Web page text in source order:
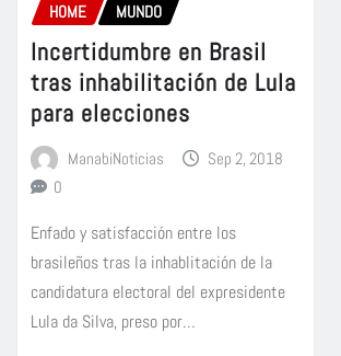
HOME MUNDO
Incertidumbre en Brasil
tras inhabilitación de Lula
para elecciones
ManabiNoticias
Sep 2, 2018
0
Enfado y satisfacción entre los
brasileños tras la inhablitación de la
candidatura electoral del expresidente
Lula da Silva, preso por…